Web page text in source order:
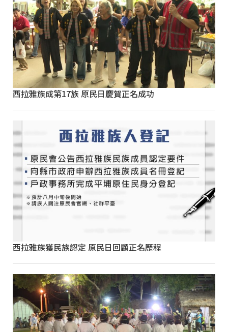
西拉雅族成第17族 原民日慶賀正名成功
西拉雅族獲民族認定 原民日回顧正名歷程